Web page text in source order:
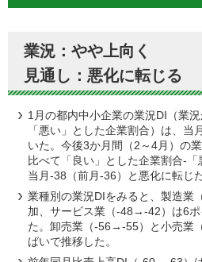
業況：やや上向く
見通し：悪化に転じる
1月の都内中小企業の業況DI（業
「悪い」とした企業割合）は、
いた。今後3か月間（2～4月）の
比べて「良い」とした企業割合-「
当月-38（前月-36）と悪化に転じた
業種別の業況DIをみると、製造
加、サービス業（-48→-42）は6
た。卸売業（-56→-55）と小売業
ばいで推移した。